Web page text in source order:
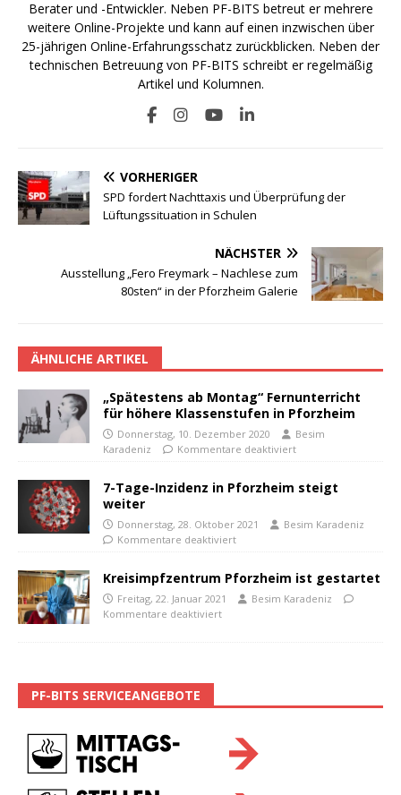
Berater und -Entwickler. Neben PF-BITS betreut er mehrere
weitere Online-Projekte und kann auf einen inzwischen über
25-jährigen Online-Erfahrungsschatz zurückblicken. Neben der
technischen Betreuung von PF-BITS schreibt er regelmäßig
Artikel und Kolumnen.
VORHERIGER
SPD fordert Nachttaxis und Überprüfung der
Lüftungssituation in Schulen
NÄCHSTER
Ausstellung „Fero Freymark – Nachlese zum
80sten“ in der Pforzheim Galerie
ÄHNLICHE ARTIKEL
„Spätestens ab Montag“ Fernunterricht
für höhere Klassenstufen in Pforzheim
Donnerstag, 10. Dezember 2020
Besim
Karadeniz
Kommentare deaktiviert
7-Tage-Inzidenz in Pforzheim steigt
weiter
Donnerstag, 28. Oktober 2021
Besim Karadeniz
Kommentare deaktiviert
Kreisimpfzentrum Pforzheim ist gestartet
Freitag, 22. Januar 2021
Besim Karadeniz
Kommentare deaktiviert
PF-BITS SERVICEANGEBOTE